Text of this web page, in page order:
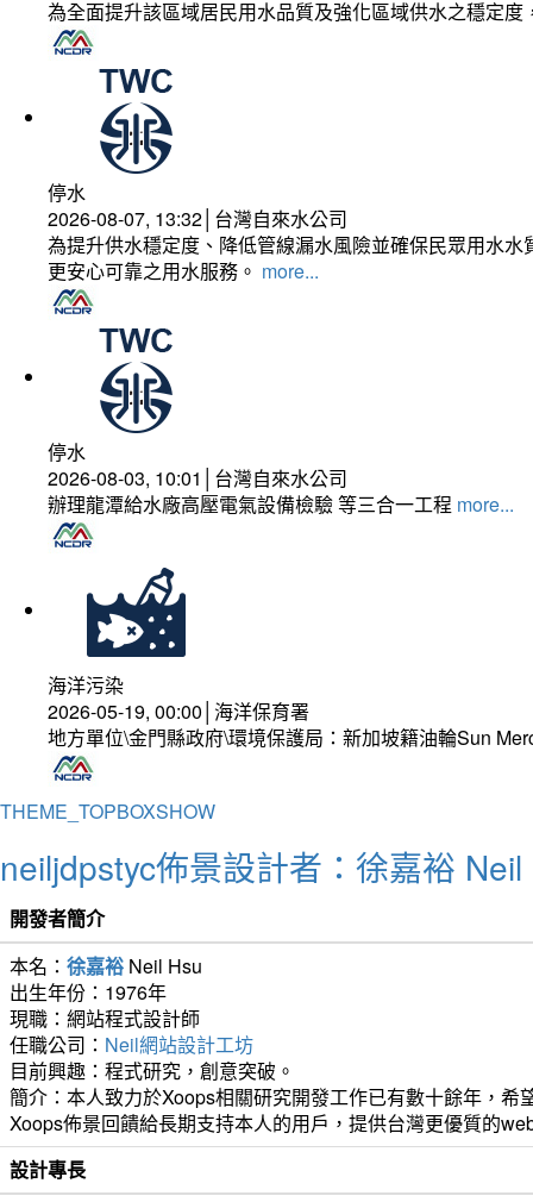
為全面提升該區域居民用水品質及強化區域供水之穩定
停水
2026-08-07, 13:32│台灣自來水公司
為提升供水穩定度、降低管線漏水風險並確保民眾用水
更安心可靠之用水服務。 more...
停水
2026-08-03, 10:01│台灣自來水公司
辦理龍潭給水廠高壓電氣設備檢驗 等三合一工程 more...
海洋污染
2026-05-19, 00:00│海洋保育署
地方單位\金門縣政府\環境保護局：新加坡籍油輪Sun
THEME_TOPBOXSHOW
neiljdpstyc佈景設計者：徐嘉裕
開發者簡介
本名： 徐嘉裕 Neil Hsu
出生年份：1976年
現職：網站程式設計師
任職公司： Neil網站設計工坊
目前興趣：程式研究，創意突破。
簡介：本人致力於Xoops相關研究開發工作已有數十餘年，
Xoops佈景回饋給長期支持本人的用戶，提供台灣更優質的
設計專長